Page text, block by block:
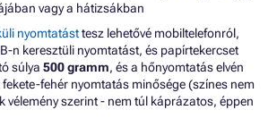
vagy a hátizsákban
nyomtatásttesz lehetővé mobiltelefonról,
n keresztüli nyomtatást, és papírtekercset
súlya 500 gramm, és a hőnyomtatás elvén
fehér nyomtatás minősége (színes nem
vélemény szerint - nem túl káprázatos, éppen